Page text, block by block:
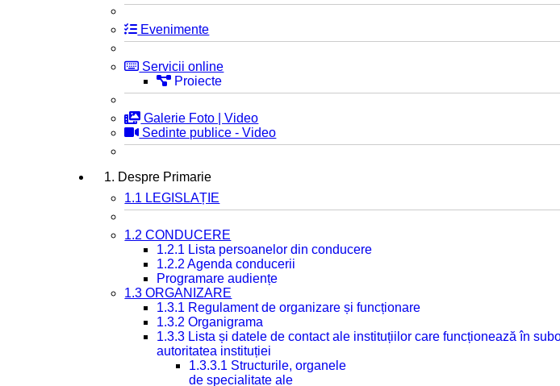
Evenimente
Servicii online
Proiecte
Galerie Foto | Video
Sedinte publice - Video
1. Despre Primarie
1.1 LEGISLAȚIE
1.2 CONDUCERE
1.2.1 Lista persoanelor din conducere
1.2.2 Agenda conducerii
Programare audiențe
1.3 ORGANIZARE
1.3.1 Regulament de organizare și funcționare
1.3.2 Organigrama
1.3.3 Lista și datele de contact ale instituțiilor care funcționează în
autoritatea instituției
1.3.3.1 Structurile, organele
de specialitate ale